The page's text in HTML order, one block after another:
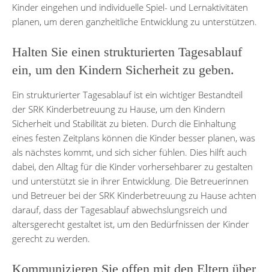
Kinder eingehen und individuelle Spiel- und Lernaktivitäten
planen, um deren ganzheitliche Entwicklung zu unterstützen.
Halten Sie einen strukturierten Tagesablauf
ein, um den Kindern Sicherheit zu geben.
Ein strukturierter Tagesablauf ist ein wichtiger Bestandteil
der SRK Kinderbetreuung zu Hause, um den Kindern
Sicherheit und Stabilität zu bieten. Durch die Einhaltung
eines festen Zeitplans können die Kinder besser planen, was
als nächstes kommt, und sich sicher fühlen. Dies hilft auch
dabei, den Alltag für die Kinder vorhersehbarer zu gestalten
und unterstützt sie in ihrer Entwicklung. Die Betreuerinnen
und Betreuer bei der SRK Kinderbetreuung zu Hause achten
darauf, dass der Tagesablauf abwechslungsreich und
altersgerecht gestaltet ist, um den Bedürfnissen der Kinder
gerecht zu werden.
Kommunizieren Sie offen mit den Eltern über